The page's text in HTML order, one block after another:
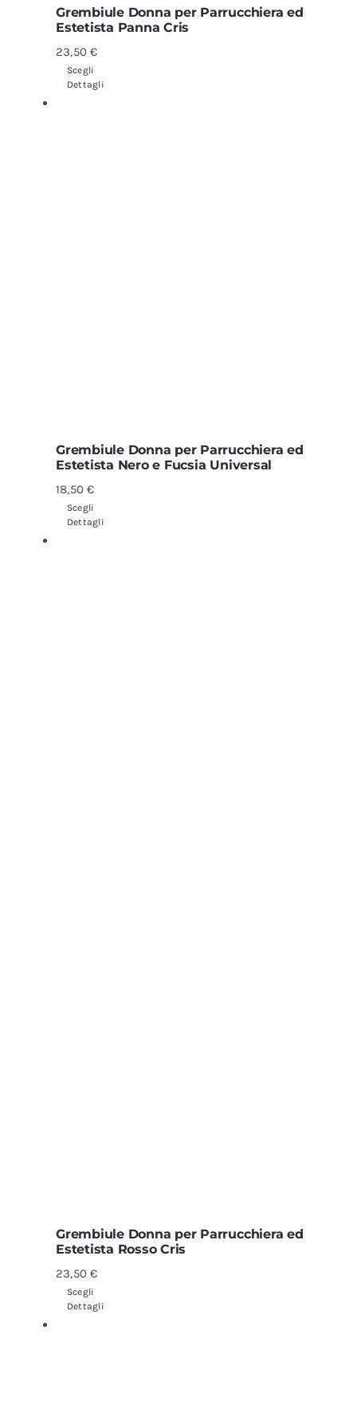
Grembiule Donna per Parrucchiera ed
Estetista Panna Cris
23,50€
Scegli
Dettagli
Grembiule Donna per Parrucchiera ed
Estetista Nero e Fucsia Universal
18,50€
Scegli
Dettagli
Grembiule Donna per Parrucchiera ed
Estetista Rosso Cris
23,50€
Scegli
Dettagli